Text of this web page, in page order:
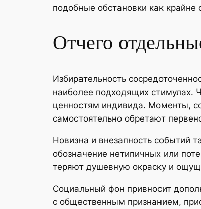
подобные обстановки как крайне
Отчего
Избирательность
наиболее подходящих стимулах.
ценностям индивида. Моменты,
самостоятельно обретают
Новизна и внезапность событий
обозначение нетипичных или
теряют душевную окраску и
Социальный фон привносит
с общественным признанием,